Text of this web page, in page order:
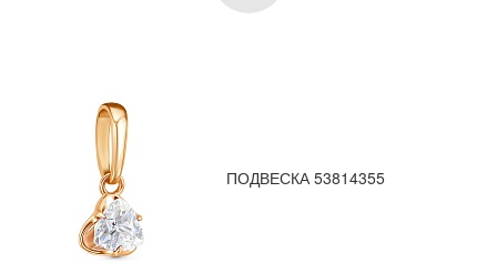
ПОДВЕСКА 53814355